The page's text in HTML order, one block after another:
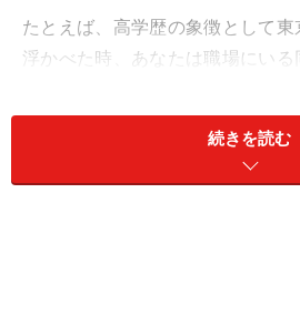
たとえば、高学歴の象徴として
浮かべた時、あなたは職場にい
下すだろうか。優秀な人物と出
人は東大出身らしいよと聞かされ
事でも活躍するんだと納得する
続きを読む